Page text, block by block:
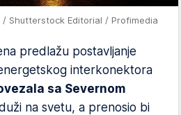
Shutterstock Editorial / Profimedia
predlažu postavljanje
interkonektora
sa Severnom
na svetu, a prenosio bi